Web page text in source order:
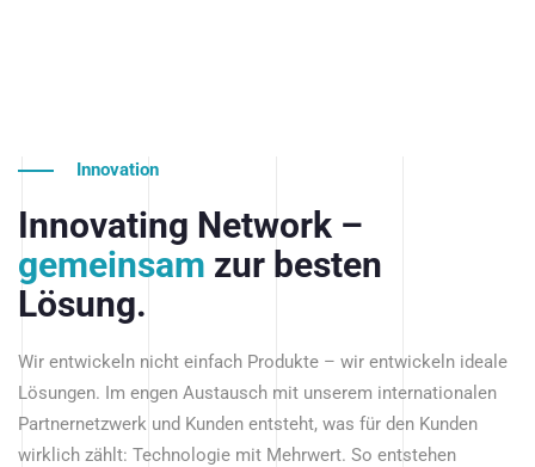
Innovation
Innovating Network –
gemeinsam zur besten
Lösung.
Wir entwickeln nicht einfach Produkte – wir entwickeln ideale
Lösungen. Im engen Austausch mit unserem internationalen
Partnernetzwerk und Kunden entsteht, was für den Kunden
wirklich zählt: Technologie mit Mehrwert. So entstehen